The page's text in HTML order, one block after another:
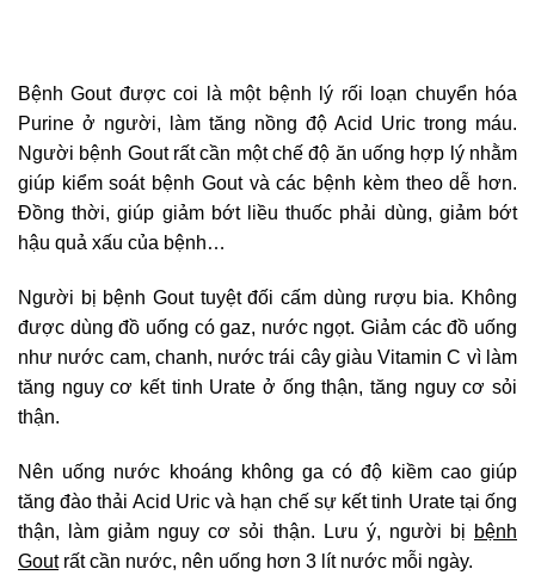
Bệnh Gout được coi là một bệnh lý rối loạn chuyển hóa
Purine ở người, làm tăng nồng độ Acid Uric trong máu.
Người bệnh Gout rất cần một chế độ ăn uống hợp lý nhằm
giúp kiểm soát bệnh Gout và các bệnh kèm theo dễ hơn.
Đồng thời, giúp giảm bớt liều thuốc phải dùng, giảm bớt
hậu quả xấu của bệnh…
Người bị bệnh Gout tuyệt đối cấm dùng rượu bia. Không
được dùng đồ uống có gaz, nước ngọt. Giảm các đồ uống
như nước cam, chanh, nước trái cây giàu Vitamin C vì làm
tăng nguy cơ kết tinh Urate ở ống thận, tăng nguy cơ sỏi
thận.
Nên uống nước khoáng không ga có độ kiềm cao giúp
tăng đào thải Acid Uric và hạn chế sự kết tinh Urate tại ống
thận, làm giảm nguy cơ sỏi thận. Lưu ý, người bị bệnh
Goutrất cần nước, nên uống hơn 3 lít nước mỗi ngày.